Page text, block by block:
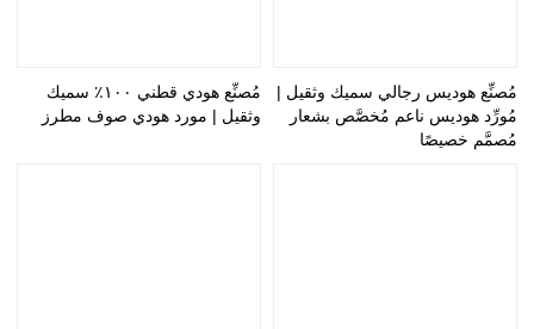
مُصنِّع هوديس رجالي سميك وثقيل |
مُورِّد هوديس ناعم مُخصَّص بشعار
مُصمَّم خصيصًا
مُصنِّع هودي قطني ١٠٠٪ سميك
وثقيل | مورد هودي صوف مطرز